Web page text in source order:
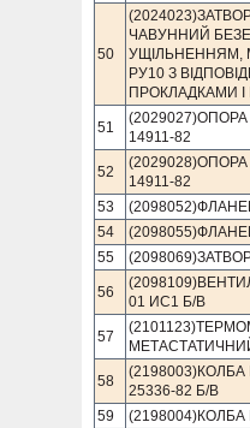
50
ЧАВУННИЙ
УЩІЛЬНЕННЯМ,
РУ10 З
ПРОКЛАДКАМИ
51
14911-82
52
14911-82
53
54
55
56
01 ИС1 Б/В
57
МЕТАСТАТИЧНИЙ
58
25336-82 Б/В
59 (2198004)КОЛБА